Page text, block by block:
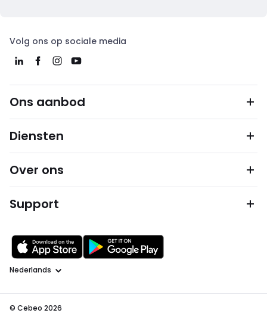
Volg ons op sociale media
Ons aanbod
Diensten
Over ons
Support
Taal
© Cebeo 2026